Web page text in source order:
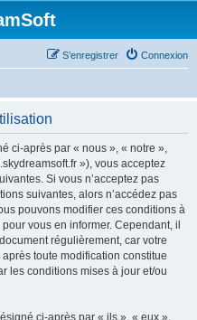
Connexion
S’enregistrer
ci-après par « nous », « notre »,
»), vous acceptez
Si vous n’acceptez pas
suivantes, alors n’accédez pas
pouvons modifier ces conditions à
vous en informer. Cependant, il
régulièrement, car votre
toute modification constitue
les conditions mises à jour et/ou
ci-après par « ils », « eux »,